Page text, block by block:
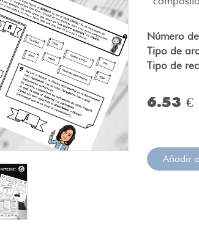
Número
Tipo de
Tipo de
6.53 €
Añadir